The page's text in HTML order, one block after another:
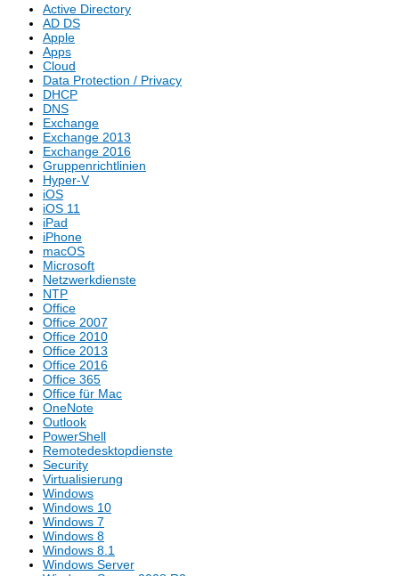
Active Directory
AD DS
Apple
Apps
Cloud
Data Protection / Privacy
DHCP
DNS
Exchange
Exchange 2013
Exchange 2016
Gruppenrichtlinien
Hyper-V
iOS
iOS 11
iPad
iPhone
macOS
Microsoft
Netzwerkdienste
NTP
Office
Office 2007
Office 2010
Office 2013
Office 2016
Office 365
Office für Mac
OneNote
Outlook
PowerShell
Remotedesktopdienste
Security
Virtualisierung
Windows
Windows 10
Windows 7
Windows 8
Windows 8.1
Windows Server